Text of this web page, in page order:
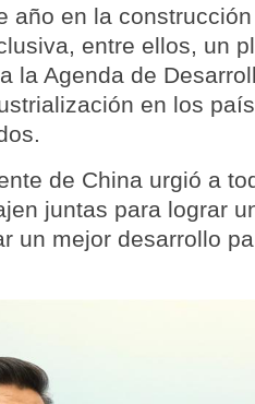
año en la
entre ellos, un
la Agenda de
en los
de China urgió a
juntas para lograr
un mejor desarrollo